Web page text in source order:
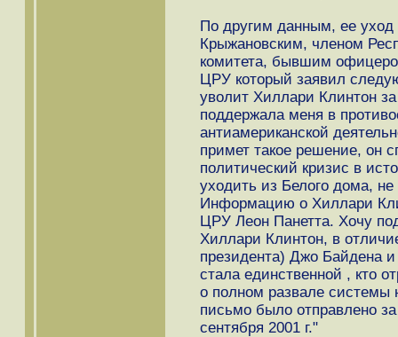
По другим данным, ее
Крыжановским, членом
комитета, бывшим
ЦРУ который заявил
уволит Хиллари Клинтон
поддержала меня в
антиамериканской
примет такое решение, он
политический кризис в
уходить из Белого дома,
Информацию о Хиллари
ЦРУ Леон Панетта. Хочу
Хиллари Клинтон, в
президента) Джо Байдена
стала единственной , кто
о полном развале
письмо было отправлено
сентября 2001 г."